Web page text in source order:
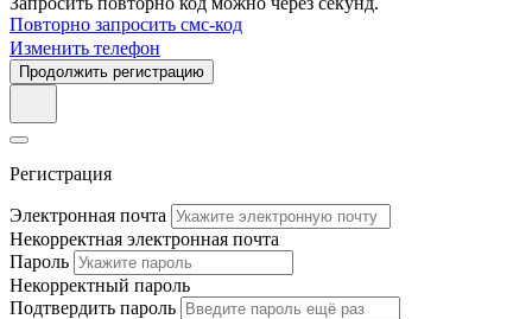
Повторно запросить смс-код
Изменить телефон
Продолжить регистрацию
Регистрация
Электронная почта
Некорректная электронная почта
Пароль
Некорректный пароль
Подтвердить пароль